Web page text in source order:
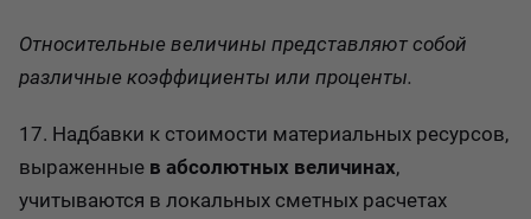
Относительные величины представляют собой
различные коэффициенты или проценты.
17. Надбавки к стоимости материальных ресурсов,
выраженные в абсолютных величинах,
учитываются в локальных сметных расчетах